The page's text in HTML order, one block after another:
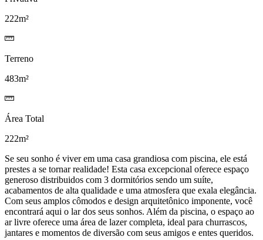
222m²
Terreno
483m²
Área Total
222m²
Se seu sonho é viver em uma casa grandiosa com piscina, ele está
prestes a se tornar realidade! Esta casa excepcional oferece espaço
generoso distribuidos com 3 dormitórios sendo um suíte,
acabamentos de alta qualidade e uma atmosfera que exala elegância.
Com seus amplos cômodos e design arquitetônico imponente, você
encontrará aqui o lar dos seus sonhos. Além da piscina, o espaço ao
ar livre oferece uma área de lazer completa, ideal para churrascos,
jantares e momentos de diversão com seus amigos e entes queridos.